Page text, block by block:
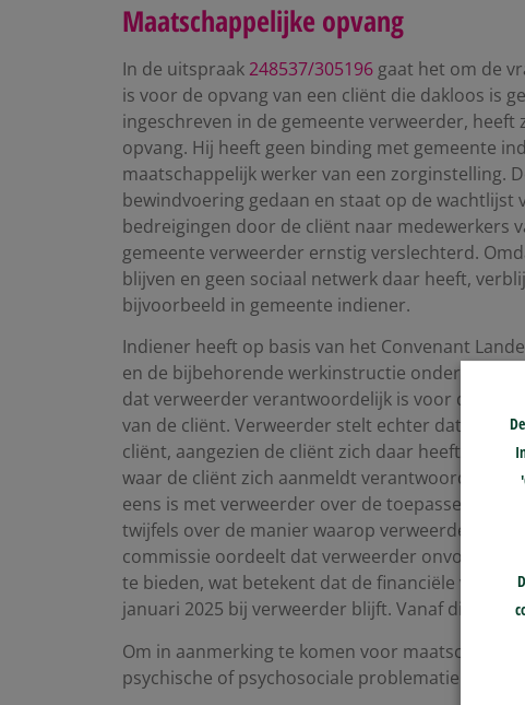
Maatschappelijke opvang
In de uitspraak248537/305196 gaat het om de
is voor de opvang van een cliënt die dakloos is
ingeschreven in de gemeente verweerder,
opvang. Hij heeft geen binding met gemeente
maatschappelijk werker van een zorginstelling.
bewindvoering gedaan en staat op de wachtlijst
bedreigingen door de cliënt naar medewerkers
gemeente verweerder ernstig verslechterd.
blijven en geen sociaal netwerk daar heeft,
bijvoorbeeld in gemeente indiener.
Indiener heeft op basis van het Convenant
en de bijbehorende werkinstructie onderzoek
dat verweerder verantwoordelijk is voor de zorg
van de cliënt. Verweerder stelt echter dat
cliënt, aangezien de cliënt zich daar heeft
waar de cliënt zich aanmeldt verantwoordelijk
eens is met verweerder over de toepasselijkheid
twijfels over de manier waarop verweerder met
commissie oordeelt dat verweerder
te bieden, wat betekent dat de financiële
januari 2025 bij verweerder blijft. Vanaf die
Om in aanmerking te komen voor
psychische of psychosociale problematiek